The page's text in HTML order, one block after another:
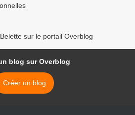
sur le portail Overblog
blog sur Overblog
Créer un blog